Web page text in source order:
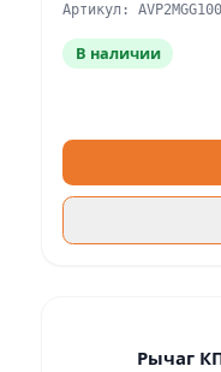
Артикул:
В наличии
Рычаг